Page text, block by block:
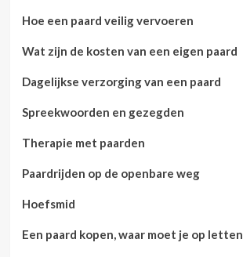
Hoe een paard veilig vervoeren
Wat zijn de kosten van een eigen paard
Dagelijkse verzorging van een paard
Spreekwoorden en gezegden
Therapie met paarden
Paardrijden op de openbare weg
Hoefsmid
Een paard kopen, waar moet je op letten